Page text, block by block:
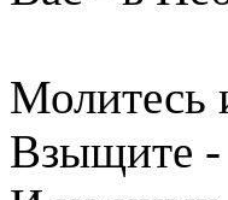
Молитесь
Взыщите -